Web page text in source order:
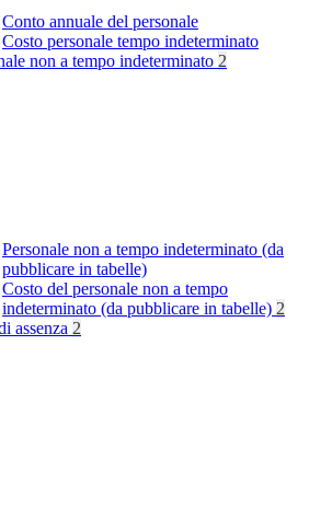
Conto annuale del personale
Costo personale tempo indeterminato
non a tempo indeterminato 2
Personale non a tempo indeterminato (da
pubblicare in tabelle)
Costo del personale non a tempo
indeterminato (da pubblicare in tabelle) 2
assenza 2